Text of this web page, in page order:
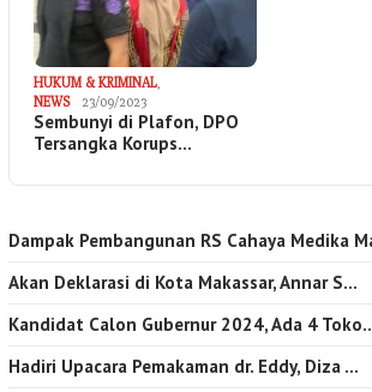
HUKUM & KRIMINAL
NEWS
23/09/2023
Sembunyi di Plafon, DPO
Tersangka Korups…
Dampak Pembangunan RS Cahaya Medika
Akan Deklarasi di Kota Makassar, Annar S…
Kandidat Calon Gubernur 2024, Ada 4
Hadiri Upacara Pemakaman dr. Eddy, Diza …